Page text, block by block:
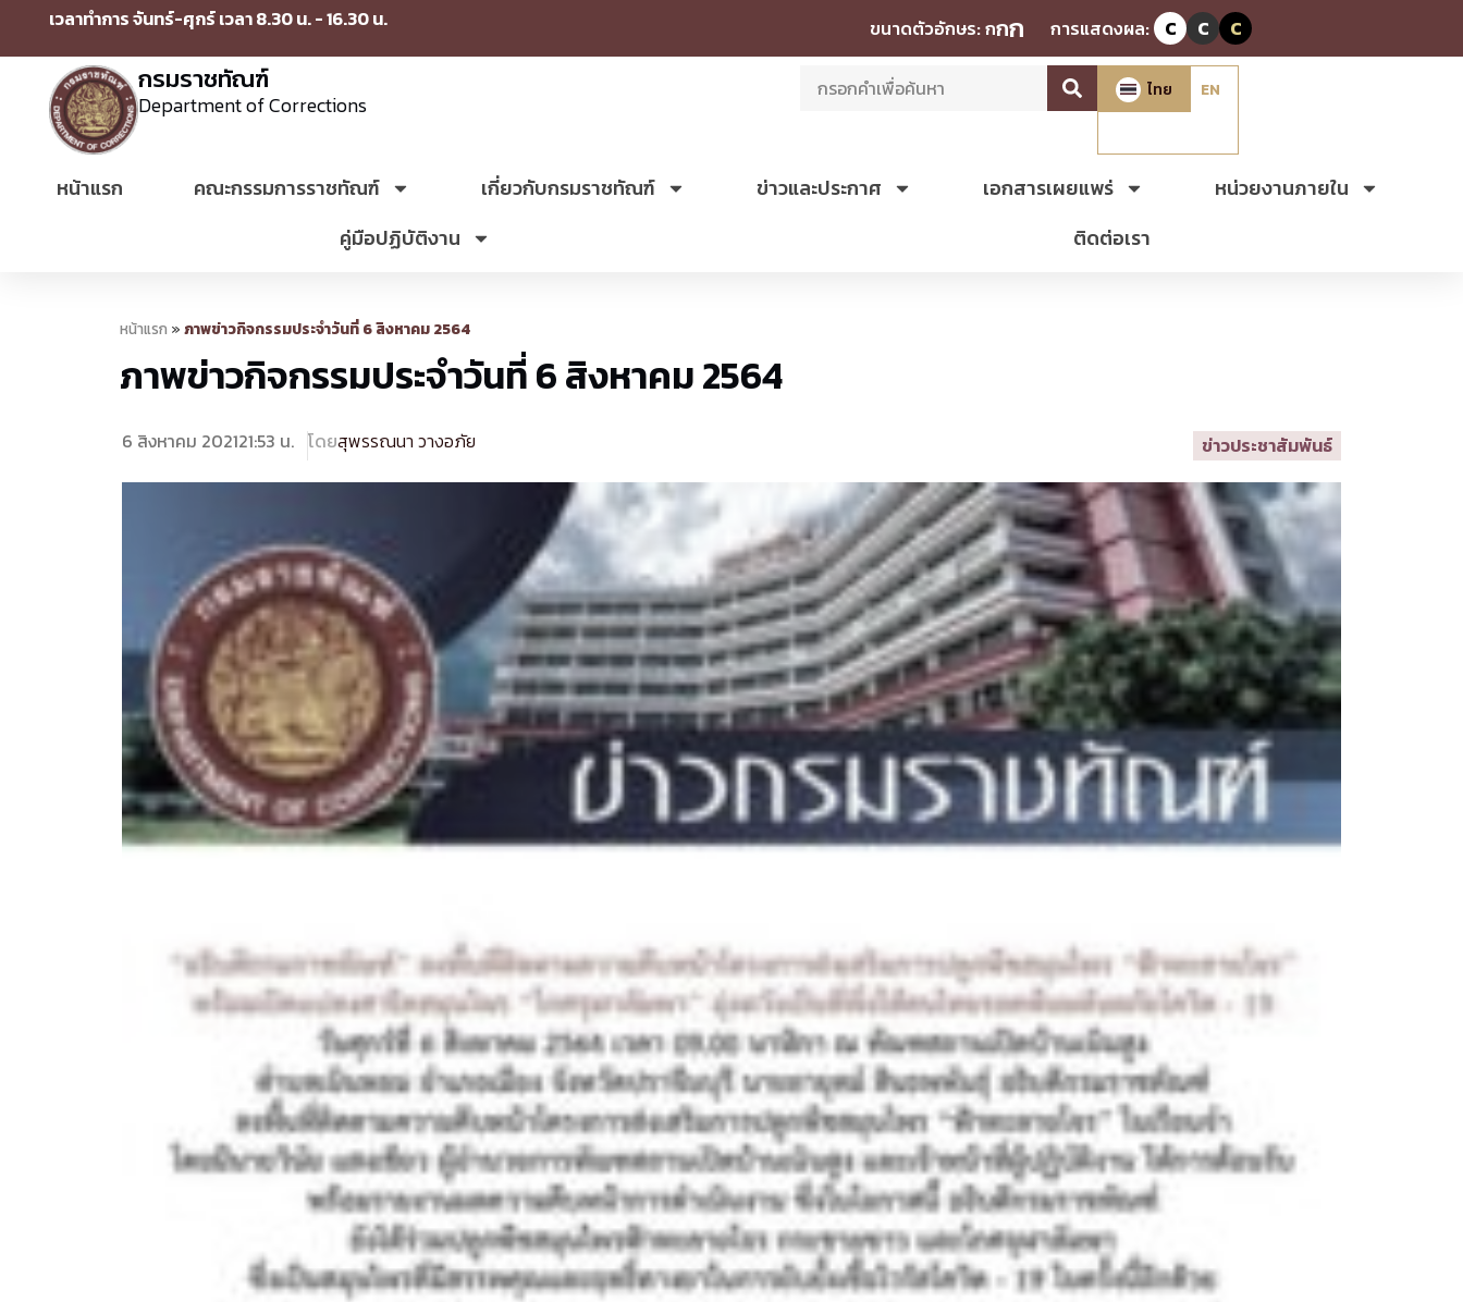
เวลาทำการ จันทร์-ศุกร์ เวลา 8.30 น. - 16.30 น. ขนาดตัวอักษร:กกก การแสดงผล: C C C
กรมราชทัณฑ์
Department of Corrections
ไทย EN
หน้าแรก คณะกรรมการราชทัณฑ์ เกี่ยวกับกรมราชทัณฑ์ ข่าวและประกาศ เอกสารเผยแพร่
หน่วยงานภายใน
คู่มือปฏิบัติงาน
ติดต่อเรา
หน้าแรก » ภาพข่าวกิจกรรมประจำวันที่ 6 สิงหาคม 2564
ภาพข่าวกิจกรรมประจำวันที่ 6 สิงหาคม 2564
6 สิงหาคม 202121:53 น. โดยสุพรรณนา วางอภัย ข่าวประชาสัมพันธ์